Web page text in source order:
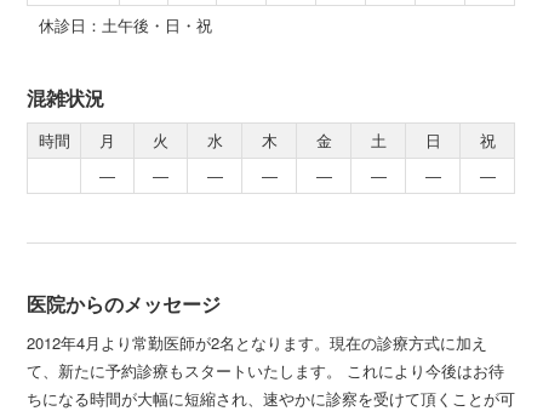
休診日：土午後・日・祝
混雑状況
時間 月 火 水 木 金 土 日
祝
―
― ― ― ― ― ― ―
医院からのメッセージ
2012年4月より常勤医師が2名となります。現在の診療方式に加え
て、新たに予約診療もスタートいたします。 これにより今後はお待
ちになる時間が大幅に短縮され、速やかに診察を受けて頂くことが可